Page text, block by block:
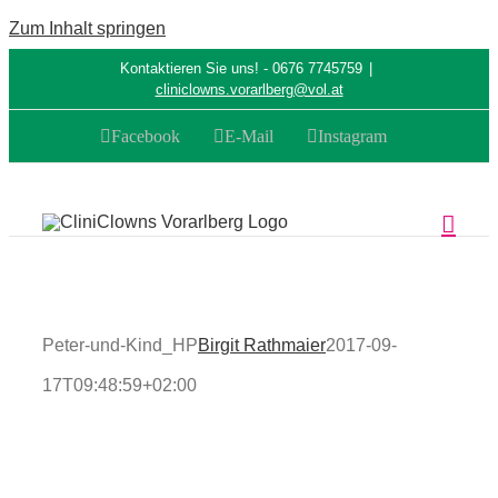
Zum Inhalt springen
Kontaktieren Sie uns! - 0676 7745759
cliniclowns.vorarlberg@vol.at
Facebook E-Mail Instagram
Peter-und-Kind_HPBirgit Rathmaier2017-09-
17T09:48:59+02:00